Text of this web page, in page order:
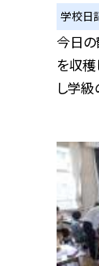
学校日
今日の
を収穫
し学